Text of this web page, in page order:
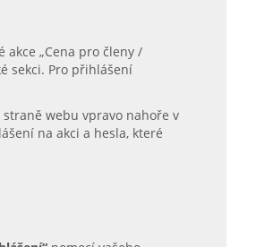
akce „Cena pro členy /
sekci. Pro přihlášení
webu vpravo nahoře v
na akci a hesla, které